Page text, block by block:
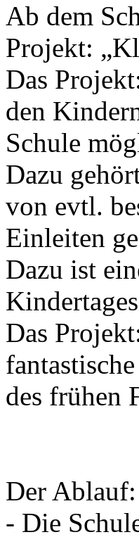
Ab dem
Projekt:
Das
den
Schule
Dazu
von evtl.
Einleiten
Dazu ist
Das
des frühen
Der Ablauf:
- Die